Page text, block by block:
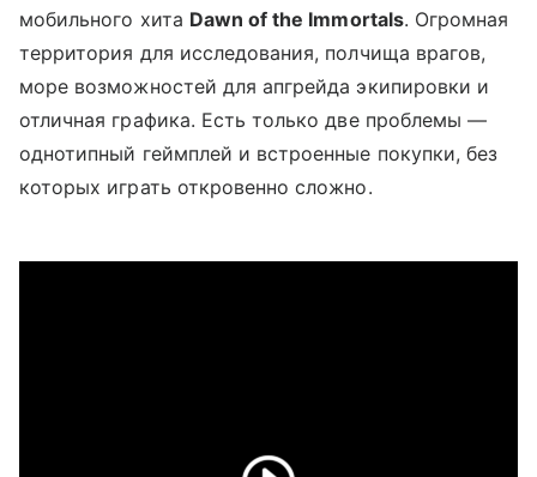
мобильного хита Dawnofthe Immortals. Огромная
территория для исследования, полчища врагов,
море возможностей для апгрейда экипировки и
отличная графика. Есть только две проблемы —
однотипный геймплей и встроенные покупки, без
которых играть откровенно сложно.